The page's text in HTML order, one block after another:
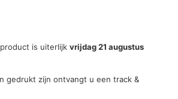
is uiterlijk vrijdag 21 augustus
gedrukt zijn ontvangt u een track &